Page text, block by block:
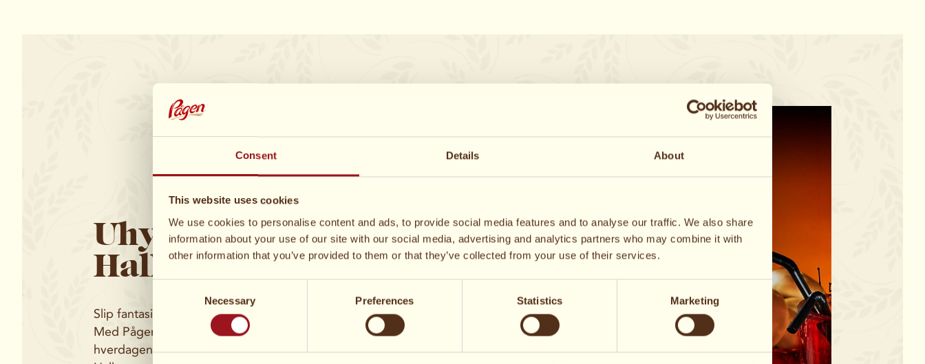
Consent Details About
This website uses cookies
We use cookies to personalise content and ads, to provide social media features and to analyse our traffic. We also share
information about your use of our site with our social media, advertising and analytics partners who may combine it with
other information that you’ve provided to them or that they’ve collected from your use of their services.
Necessary Preferences Statistics Marketing
Uhyggelige
Halloween-opskrifter
Slip fantasien løbsk i køkkenet!
Med Pågens Gifflar og Vanillas er det nemt at forvandle
hverdagens favoritter til uhyggelige klassikere – perfekt til en